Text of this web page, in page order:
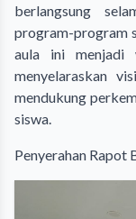
berlangsung
program-program
aula ini menjadi
menyelaraskan
mendukung
siswa.
​Penyerahan Rapot